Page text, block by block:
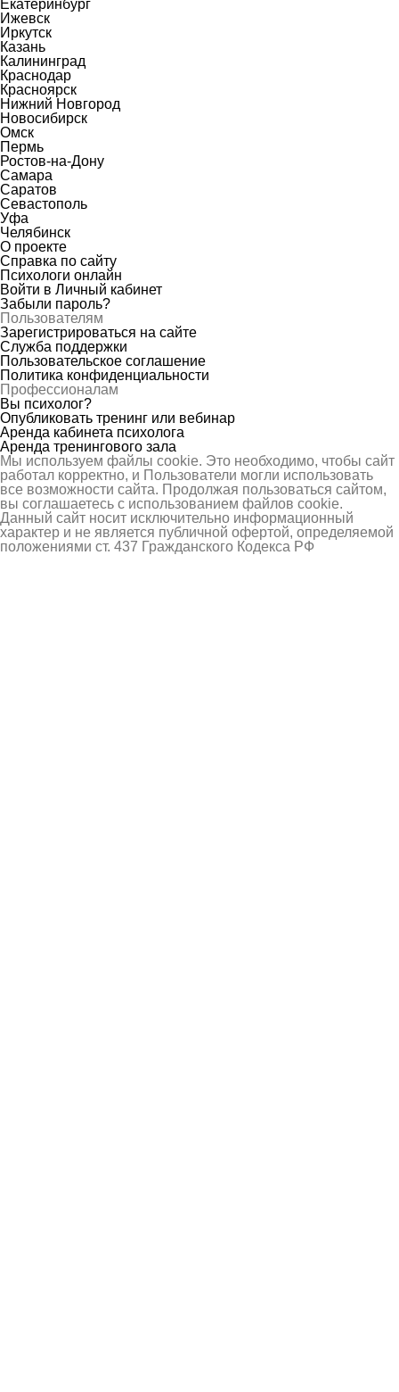
Екатеринбург
Ижевск
Иркутск
Казань
Калининград
Краснодар
Красноярск
Нижний Новгород
Новосибирск
Омск
Пермь
Ростов-на-Дону
Самара
Саратов
Севастополь
Уфа
Челябинск
О проекте
Справка по сайту
Психологи онлайн
Войти в Личный кабинет
Забыли пароль?
Пользователям
Зарегистрироваться на сайте
Служба поддержки
Пользовательское соглашение
Политика конфиденциальности
Профессионалам
Вы психолог?
Опубликовать тренинг или вебинар
Аренда кабинета психолога
Аренда тренингового зала
Мы используем файлы cookie. Это необходимо, чтобы сайт
работал корректно, и Пользователи могли использовать
все возможности сайта. Продолжая пользоваться сайтом,
вы соглашаетесь с использованием файлов cookie.
Данный сайт носит исключительно информационный
характер и не является публичной офертой, определяемой
положениями ст. 437 Гражданского Кодекса РФ